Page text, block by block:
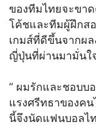
ของทีมไทยจะขา
โค้ชและทีมผู้ฝึกส
เกมส์ที่ดีขึ้นจากผ
ญี่ปุ่นที่ผ่านมามั่นใ
“ ผมรักและชอบบ
แรงศรีทธาของค
นี้จึงนัดแฟนบอลไ